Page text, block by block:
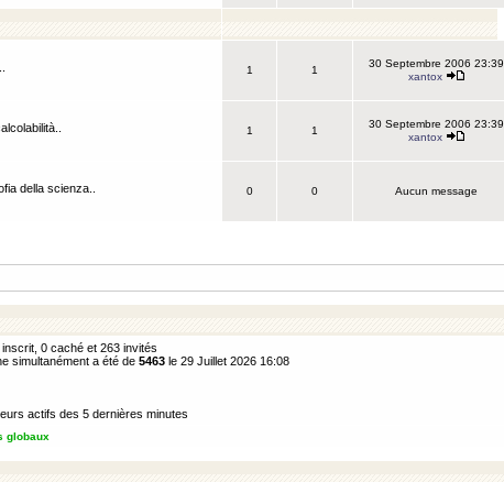
1 1
30 Septembre 2006 23:39
xantox
1 1
30 Septembre 2006 23:39
xantox
della scienza..
0 0 Aucun message
0 caché et 263 invités
simultanément a été de 5463 le 29 Juillet 2026 16:08
actifs des 5 dernières minutes
globaux